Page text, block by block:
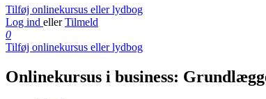
Tilføj onlinekursus eller lydbog
Log ind eller Tilmeld
0
Tilføj onlinekursus eller lydbog
Onlinekursus i business: